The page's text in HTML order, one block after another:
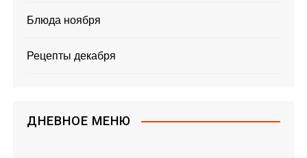
Блюда ноября
Рецепты декабря
ДНЕВНОЕ МЕНЮ